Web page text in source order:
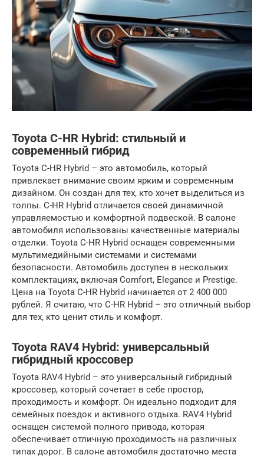
Toyota C-HR Hybrid: стильный и
современный гибрид
Toyota C-HR Hybrid – это автомобиль, который
привлекает внимание своим ярким и современным
дизайном. Он создан для тех, кто хочет выделиться из
толпы. C-HR Hybrid отличается своей динамичной
управляемостью и комфортной подвеской. В салоне
автомобиля использованы качественные материалы
отделки. Toyota C-HR Hybrid оснащен современными
мультимедийными системами и системами
безопасности. Автомобиль доступен в нескольких
комплектациях, включая Comfort, Elegance и Prestige.
Цена на Toyota C-HR Hybrid начинается от 2 400 000
рублей. Я считаю, что C-HR Hybrid – это отличный выбор
для тех, кто ценит стиль и комфорт.
Toyota RAV4 Hybrid: универсальный
гибридный кроссовер
Toyota RAV4 Hybrid – это универсальный гибридный
кроссовер, который сочетает в себе простор,
проходимость и комфорт. Он идеально подходит для
семейных поездок и активного отдыха. RAV4 Hybrid
оснащен системой полного привода, которая
обеспечивает отличную проходимость на различных
типах дорог. В салоне автомобиля достаточно места